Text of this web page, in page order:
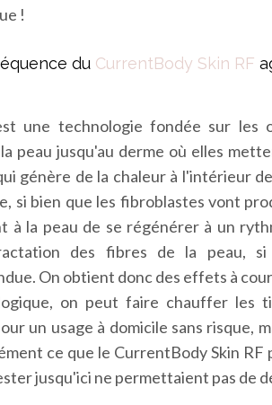
!
du CurrentBody Skin RF
une technologie fondée sur les
peau jusqu'au derme où elles
génère de la chaleur à l'intérieur
si bien que les fibroblastes vont
à la peau de se régénérer à un
des fibres de la peau,
On obtient donc des effets à
on peut faire chauffer les
un usage à domicile sans risque,
ce que le CurrentBody Skin
jusqu'ici ne permettaient pas de